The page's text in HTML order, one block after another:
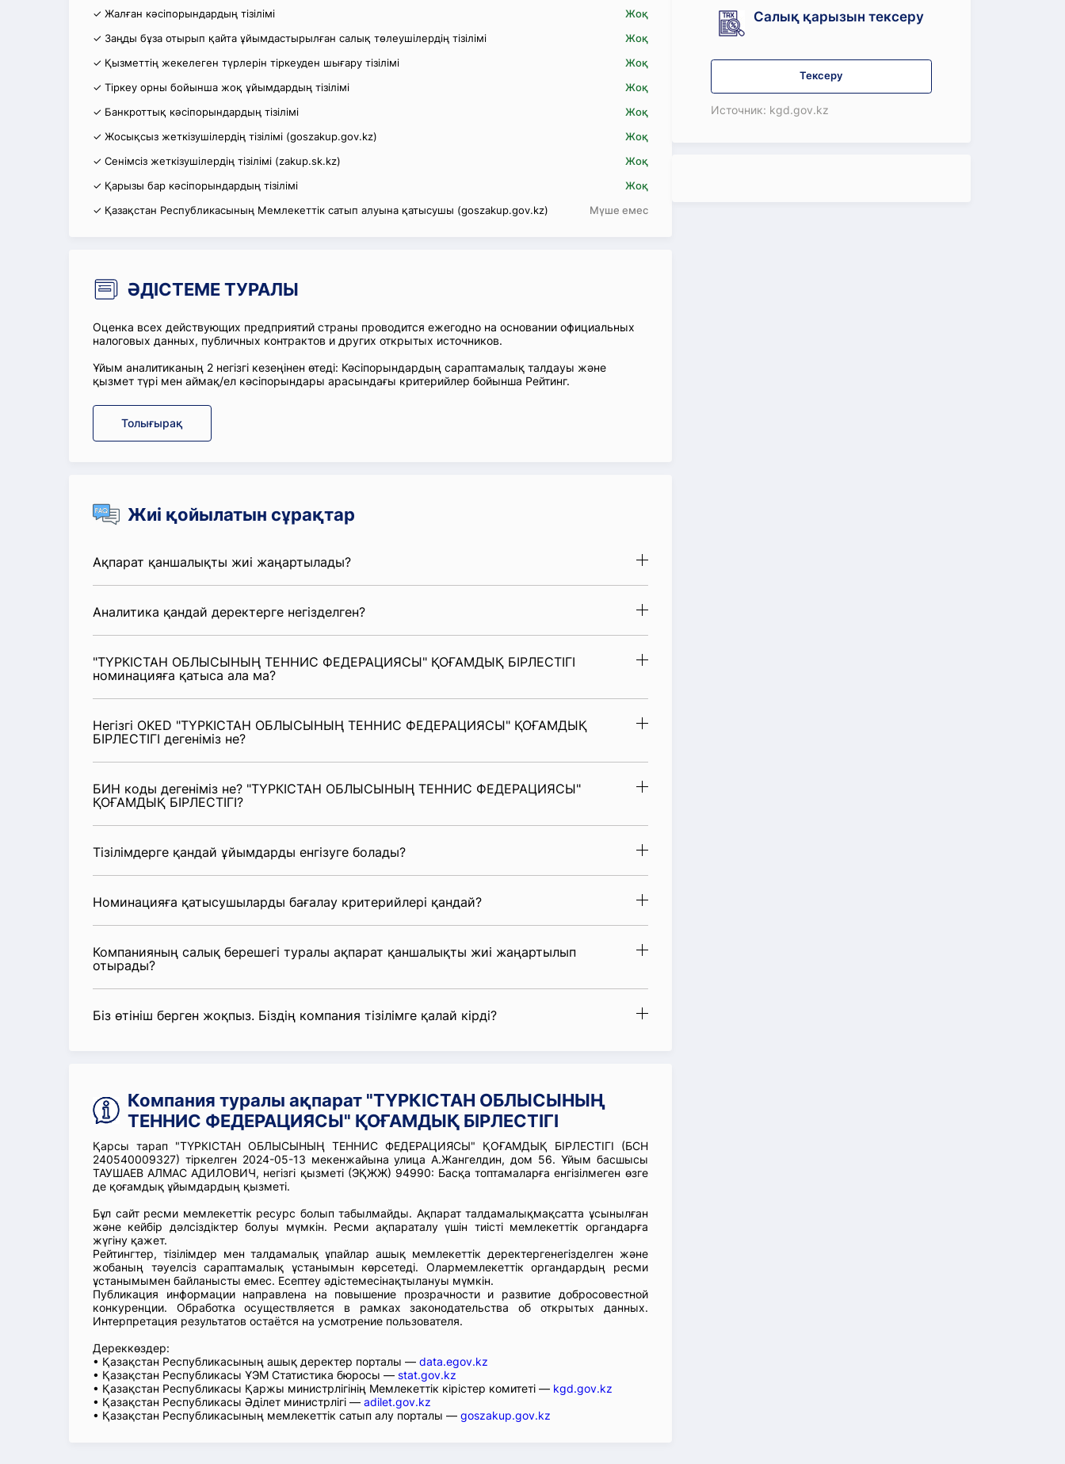
✓ Жалған кәсіпорындардың тізілімі
Жоқ
✓ Заңды бұза отырып қайта ұйымдастырылған салық төлеушілердің тізілімі
Жоқ
✓ Қызметтің жекелеген түрлерін тіркеуден шығару тізілімі
Жоқ
✓ Тіркеу орны бойынша жоқ ұйымдардың тізілімі
Жоқ
✓ Банкроттық кәсіпорындардың тізілімі
Жоқ
✓ Жосықсыз жеткізушілердің тізілімі (goszakup.gov.kz)
Жоқ
✓ Сенімсіз жеткізушілердің тізілімі (zakup.sk.kz)
Жоқ
✓ Қарызы бар кәсіпорындардың тізілімі
Жоқ
✓ Қазақстан Республикасының Мемлекеттік сатып алуына қатысушы (goszakup.gov.kz)
Мүше емес
ӘДІСТЕМЕ ТУРАЛЫ
Оценка всех действующих предприятий страны проводится ежегодно на основании официальных
налоговых данных, публичных контрактов и других открытых источников.
Ұйым аналитиканың 2 негізгі кезеңінен өтеді: Кәсіпорындардың сараптамалық талдауы және
қызмет түрі мен аймақ/ел кәсіпорындары арасындағы критерийлер бойынша Рейтинг.
Толығырақ
Жиі қойылатын сұрақтар
Ақпарат қаншалықты жиі жаңартылады?
Аналитика қандай деректерге негізделген?
"ТҮРКІСТАН ОБЛЫСЫНЫҢ ТЕННИС ФЕДЕРАЦИЯСЫ" ҚОҒАМДЫҚ БІРЛЕСТІГІ
номинацияға қатыса ала ма?
Негізгі OKED "ТҮРКІСТАН ОБЛЫСЫНЫҢ ТЕННИС ФЕДЕРАЦИЯСЫ" ҚОҒАМДЫҚ
БІРЛЕСТІГІ дегеніміз не?
БИН коды дегеніміз не? "ТҮРКІСТАН ОБЛЫСЫНЫҢ ТЕННИС ФЕДЕРАЦИЯСЫ"
ҚОҒАМДЫҚ БІРЛЕСТІГІ?
Тізілімдерге қандай ұйымдарды енгізуге болады?
Номинацияға қатысушыларды бағалау критерийлері қандай?
Компанияның салық берешегі туралы ақпарат қаншалықты жиі жаңартылып
отырады?
Біз өтініш берген жоқпыз. Біздің компания тізілімге қалай кірді?
Компания туралы ақпарат "ТҮРКІСТАН ОБЛЫСЫНЫҢ
ТЕННИС ФЕДЕРАЦИЯСЫ" ҚОҒАМДЫҚ БІРЛЕСТІГІ
Қарсы тарап "ТҮРКІСТАН ОБЛЫСЫНЫҢ ТЕННИС ФЕДЕРАЦИЯСЫ" ҚОҒАМДЫҚ БІРЛЕСТІГІ (БСН
240540009327) тіркелген 2024-05-13 мекенжайына улица А.Жангелдин, дом 56. Ұйым басшысы
ТАУШАЕВ АЛМАС АДИЛОВИЧ, негізгі қызметі (ЭҚЖЖ) 94990: Басқа топтамаларға енгізілмеген өзге
де қоғамдық ұйымдардың қызметі.
Бұл сайт ресми мемлекеттік ресурс болып табылмайды. Ақпарат талдамалықмақсатта ұсынылған
және кейбір дәлсіздіктер болуы мүмкін. Ресми ақпараталу үшін тиісті мемлекеттік органдарға
жүгіну қажет.
Рейтингтер, тізілімдер мен талдамалық ұпайлар ашық мемлекеттік деректергенегізделген және
жобаның тәуелсіз сараптамалық ұстанымын көрсетеді. Олармемлекеттік органдардың ресми
ұстанымымен байланысты емес. Есептеу әдістемесінақтылануы мүмкін.
Публикация информации направлена на повышение прозрачности и развитие добросовестной
конкуренции. Обработка осуществляется в рамках законодательства об открытых данных.
Интерпретация результатов остаётся на усмотрение пользователя.
Дереккөздер:
• Қазақстан Республикасының ашық деректер порталы — data.egov.kz
• Қазақстан Республикасы ҰЭМ Статистика бюросы — stat.gov.kz
• Қазақстан Республикасы Қаржы министрлігінің Мемлекеттік кірістер комитеті — kgd.gov.kz
• Қазақстан Республикасы Әділет министрлігі — adilet.gov.kz
• Қазақстан Республикасының мемлекеттік сатып алу порталы — goszakup.gov.kz
Салық қарызын тексеру
Тексеру
Источник: kgd.gov.kz